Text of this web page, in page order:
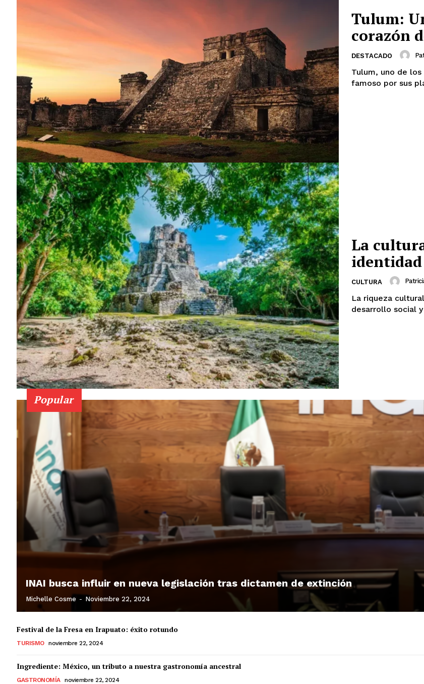
Tulum:
corazón
DESTACADO
Tulum, uno de
famoso por sus
La
CULTURA
La riqueza
Popular
INAI busca influir en nueva legislación tras dictamen de extinción
Michelle Cosme - Noviembre 22, 2024
Festival de la Fresa en Irapuato: éxito rotundo
TURISMO noviembre 22, 2024
Ingrediente: México, un tributo a nuestra gastronomía ancestral
GASTRONOMÍA noviembre 22, 2024